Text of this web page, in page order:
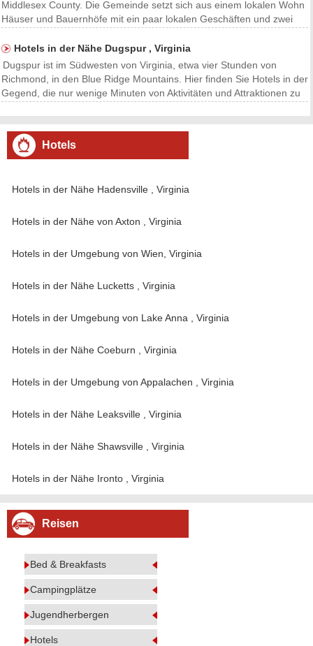
Middlesex County. Die Gemeinde setzt sich aus einem lokalen Wohn
Häuser und Bauernhöfe mit ein paar lokalen Geschäften und zwei
einige können in den Norden gefunden werden
Hotels in der Nähe Dugspur , Virginia
Dugspur ist im Südwesten von Virginia, etwa vier Stunden von
Richmond, in den Blue Ridge Mountains. Hier finden Sie Hotels in der
Gegend, die nur wenige Minuten von Aktivitäten und Attraktionen zu
Hotels
Hotels in der Nähe Hadensville , Virginia
Hotels in der Nähe von Axton , Virginia
Hotels in der Umgebung von Wien, Virginia
Hotels in der Nähe Lucketts , Virginia
Hotels in der Umgebung von Lake Anna , Virginia
Hotels in der Nähe Coeburn , Virginia
Hotels in der Umgebung von Appalachen , Virginia
Hotels in der Nähe Leaksville , Virginia
Hotels in der Nähe Shawsville , Virginia
Hotels in der Nähe Ironto , Virginia
Reisen
Bed & Breakfasts
Campingplätze
Jugendherbergen
Hotels